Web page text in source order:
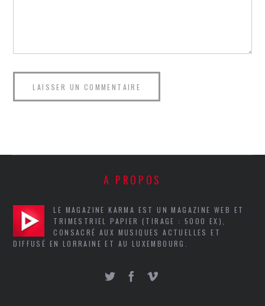
A PROPOS
LE MAGAZINE KARMA EST UN MAGAZINE WEB ET
TRIMESTRIEL PAPIER (TIRAGE : 5000 EX),
CONSACRÉ AUX MUSIQUES ACTUELLES ET
DIFFUSÉ EN LORRAINE ET AU LUXEMBOURG.